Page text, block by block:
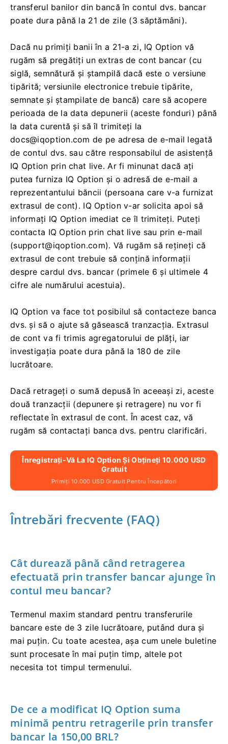
transferul banilor din bancă în contul dvs. bancar
poate dura până la 21 de zile (3 săptămâni).
Dacă nu primiți banii în a 21-a zi, IQ Option vă
rugăm să pregătiți un extras de cont bancar (cu
siglă, semnătură și ștampilă dacă este o versiune
tipărită; versiunile electronice trebuie tipărite,
semnate și ștampilate de bancă) care să acopere
perioada de la data depunerii (aceste fonduri) până
la data curentă și să îl trimiteți la
docs@iqoption.com de pe adresa de e-mail legată
de contul dvs. sau către responsabilul de asistență
IQ Option prin chat live. Ar fi minunat dacă ați
putea furniza IQ Option și o adresă de e-mail a
reprezentantului băncii (persoana care v-a furnizat
extrasul de cont). IQ Option v-ar solicita apoi să
informați IQ Option imediat ce îl trimiteți. Puteți
contacta IQ Option prin chat live sau prin e-mail
(support@iqoption.com). Vă rugăm să rețineți că
extrasul de cont trebuie să conțină informații
despre cardul dvs. bancar (primele 6 și ultimele 4
cifre ale numărului acestuia).
IQ Option va face tot posibilul să contacteze banca
dvs. și să o ajute să găsească tranzacția. Extrasul
de cont va fi trimis agregatorului de plăți, iar
investigația poate dura până la 180 de zile
lucrătoare.
Dacă retrageți o sumă depusă în aceeași zi, aceste
două tranzacții (depunere și retragere) nu vor fi
reflectate în extrasul de cont. În acest caz, vă
rugăm să contactați banca dvs. pentru clarificări.
Înregistrați-Vă La IQ Option Și Obțineți 10.000 USD
Gratuit
Primiți 10.000 USD Gratuit Pentru Începători
Întrebări frecvente (FAQ)
Cât durează până când retragerea
efectuată prin transfer bancar ajunge în
contul meu bancar?
Termenul maxim standard pentru transferurile
bancare este de 3 zile lucrătoare, putând dura și
mai puțin. Cu toate acestea, așa cum unele buletine
sunt procesate în mai puțin timp, altele pot
necesita tot timpul termenului.
De ce a modificat IQ Option suma
minimă pentru retragerile prin transfer
bancar la 150,00 BRL?